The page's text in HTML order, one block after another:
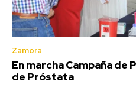
Zamora
En marcha Campaña de
de Próstata